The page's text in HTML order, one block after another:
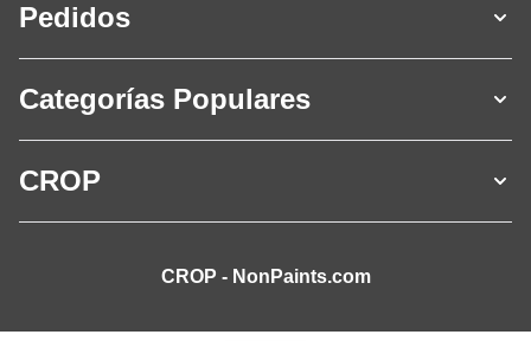
Pedidos
Categorías Populares
CROP
CROP - NonPaints.com